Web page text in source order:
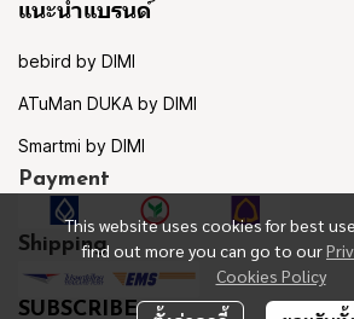
This website uses cookies for best
find out more you can go to our
Cookies Policy
แนะนำแบรนด์
bebird by DIMI
ATuMan DUKA by DIMI
Smartmi by DIMI
Payment
Shipping
SUBSCRIBE